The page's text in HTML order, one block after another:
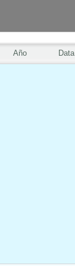
Año Data